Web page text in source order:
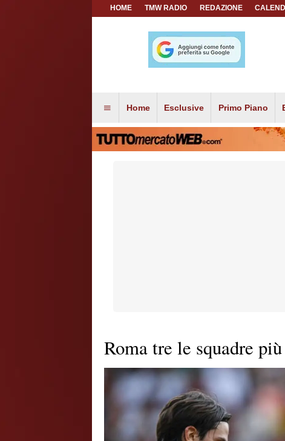
HOME TMW RADIO REDAZIONE
Home Esclusive Primo Piano
Roma tre le squadre